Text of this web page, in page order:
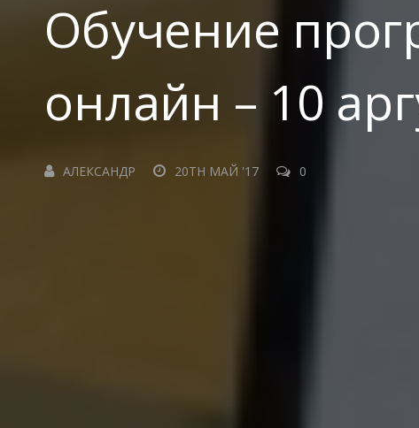
Обучение
онлайн – 10
АЛЕКСАНДР 20TH МАЙ '17 0